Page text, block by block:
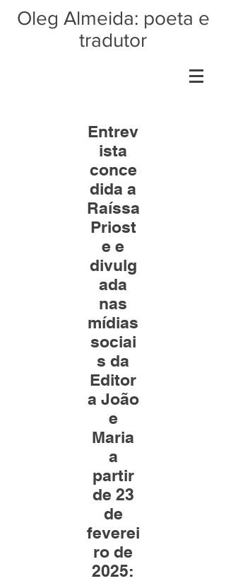
Oleg Almeida: poeta e
tradutor
Entrev
ista
conce
dida a
Raíssa
Priost
e e
divulg
ada
nas
mídias
sociai
s da
Editor
a João
e
Maria
a
partir
de 23
de
feverei
ro de
2025: